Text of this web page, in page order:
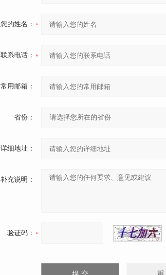
您的姓名：
联系电话：
常用邮箱：
省份：
详细地址：
补充说明：
验证码：